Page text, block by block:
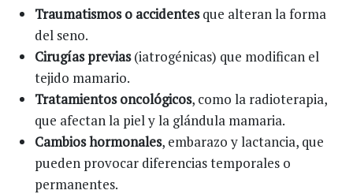
Traumatismos o accidentesque alteran la forma
del seno.
Cirugías previas(iatrogénicas) que modifican el
tejido mamario.
Tratamientos oncológicos, como la radioterapia,
que afectan la piel y la glándula mamaria.
Cambios hormonales, embarazo y lactancia, que
pueden provocar diferencias temporales o
permanentes.